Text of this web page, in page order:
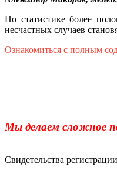
По статистике более
несчастных случаев
Ознакомиться с полным
Мы делаем сложное
Свидетельства